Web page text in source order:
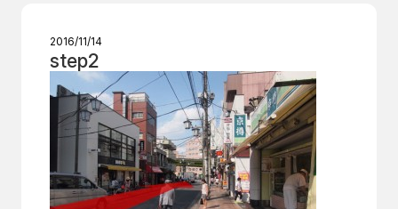
2016/11/14
step2